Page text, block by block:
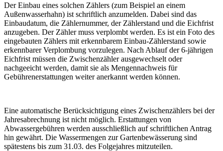
Der Einbau eines solchen Zählers (zum Beispiel an einem
Außenwasserhahn) ist schriftlich anzumelden. Dabei sind das
Einbaudatum, die Zählernummer, der Zählerstand und die Eichfrist
anzugeben. Der Zähler muss verplombt werden. Es ist ein Foto des
eingebauten Zählers mit erkennbarem Einbau-Zählerstand sowie
erkennbarer Verplombung vorzulegen. Nach Ablauf der 6-jährigen
Eichfrist müssen die Zwischenzähler ausgewechselt oder
nachgeeicht werden, damit sie als Mengennachweis für
Gebührenerstattungen weiter anerkannt werden können.
Eine automatische Berücksichtigung eines Zwischenzählers bei der
Jahresabrechnung ist nicht möglich. Erstattungen von
Abwassergebühren werden ausschließlich auf schriftlichen Antrag
hin gewährt. Die Wassermengen zur Gartenbewässerung sind
spätestens bis zum 31.03. des Folgejahres mitzuteilen.